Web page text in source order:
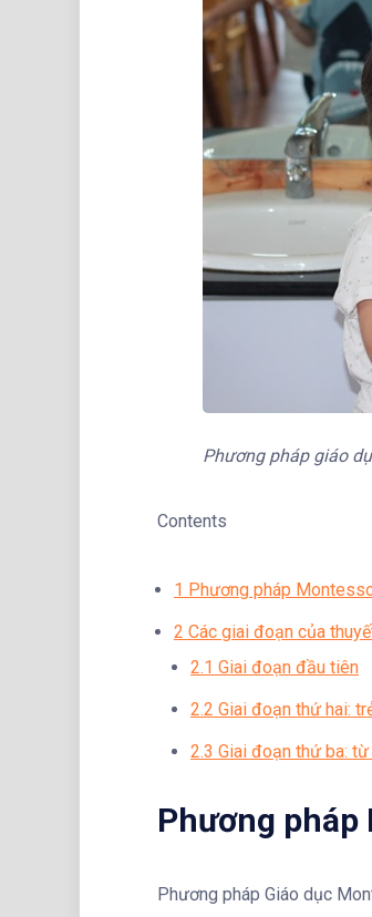
Phương pháp giáo
Contents
1 Phương pháp
2 Các giai đoạn của
2.1 Giai đoạn đầu tiên
2.2 Giai đoạn thứ hai:
2.3 Giai đoạn thứ ba:
Phương pháp
Phương pháp Giáo dục